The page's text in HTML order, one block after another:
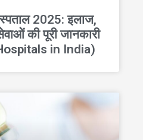
2025: इलाज,
की पूरी जानकारी
in India)